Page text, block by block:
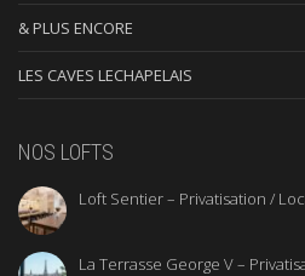
& PLUS ENCORE
LES CAVES LECHAPELAIS
NOS LOFTS
Loft Sentier – Privatisation /
La Terrasse George V –